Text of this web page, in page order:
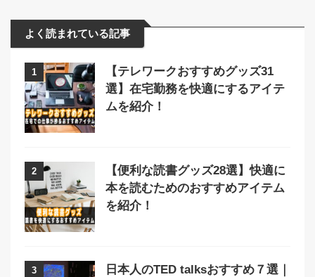
よく読まれている記事
1
【テレワークおすすめグッズ31
選】在宅勤務を快適にするアイテ
ムを紹介！
2
【便利な読書グッズ28選】快適に
本を読むためのおすすめアイテム
を紹介！
3
日本人のTED talksおすすめ７選｜